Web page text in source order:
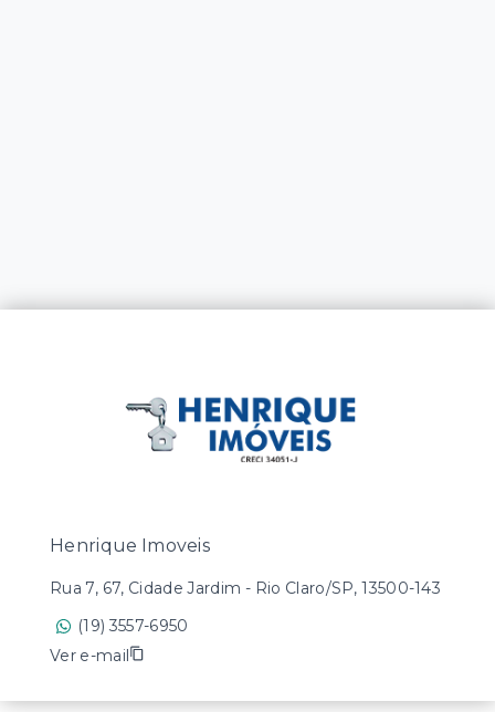
Henrique Imoveis
Rua 7, 67, Cidade Jardim - Rio Claro/SP, 13500-143
(19) 3557-6950
Ver e-mail